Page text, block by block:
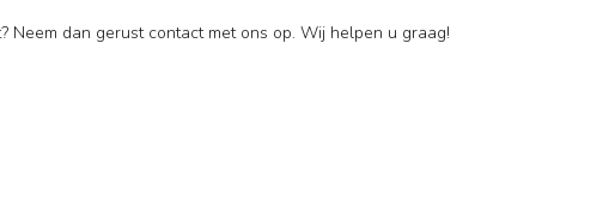
Neem dan gerust contact met ons op. Wij helpen u graag!